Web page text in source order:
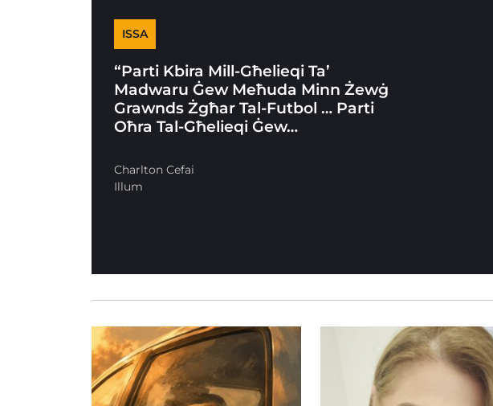
ISSA
“Parti Kbira Mill-Għelieqi Ta’
Madwaru Ġew Meħuda Minn Żewġ
Grawnds Żgħar Tal-Futbol … Parti
Oħra Tal-Għelieqi Ġew…
Charlton Cefai
Illum